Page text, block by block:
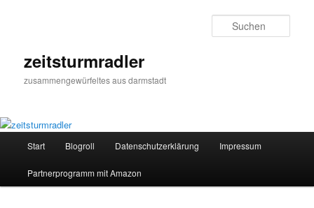
zeitsturmradler
zusammengewürfeltes aus darmstadt
Start Blogroll Datenschutzerklärung Impressum
Partnerprogramm mit Amazon